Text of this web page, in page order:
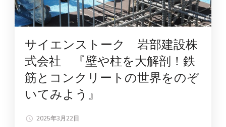
サイエンストーク 岩部建設株
式会社 『壁や柱を大解剖！鉄
筋とコンクリートの世界をのぞ
いてみよう』
2025年3月22日